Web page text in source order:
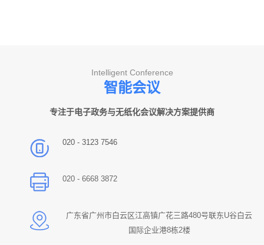
Intelligent Conference
智能会议
专注于电子政务与无纸化会议解决方案提供商
020 - 3123 7546
020 - 6668 3872
广东省广州市白云区江高镇广花三路480号联东U谷白云
国际企业港8栋2楼